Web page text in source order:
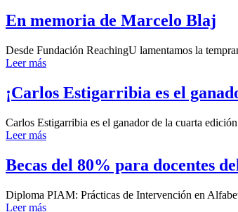
En memoria de Marcelo Blaj
Desde Fundación ReachingU lamentamos la
Leer más
¡Carlos Estigarribia es el
Carlos Estigarribia es el ganador de la cuarta
Leer más
Becas del 80% para docentes
Diploma PIAM: Prácticas de Intervención en
Leer más